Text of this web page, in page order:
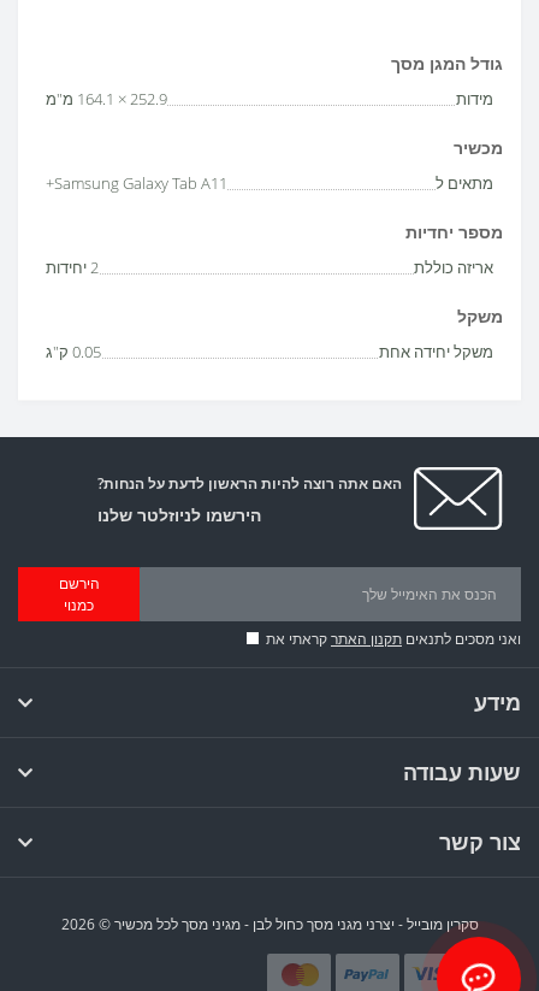
גודל המגן מסך
מידות 252.9 × 164.1 מ"מ
מכשיר
מתאים ל Samsung Galaxy Tab A11+
מספר יחדיות
אריזה כוללת 2 יחידות
משקל
משקל יחידה אחת 0.05 ק"ג
האם אתה רוצה להיות הראשון לדעת על הנחות?
הירשמו לניוזלטר שלנו
הירשם
כמנוי
ואני מסכים לתנאים תקנון האתרקראתי את
מידע
שעות עבודה
צור קשר
סקרין מובייל - יצרני מגני מסך כחול לבן - מגיני מסך לכל מכשיר © 2026